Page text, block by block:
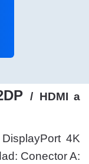
/ HDMI a
4K
Conector A: